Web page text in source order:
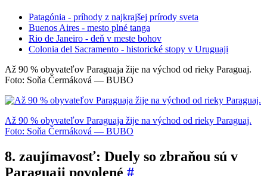
Patagónia - príhody z najkrajšej prírody sveta
Buenos Aires - mesto plné tanga
Rio de Janeiro - deň v meste bohov
Colonia del Sacramento - historické stopy v Uruguaji
Až 90 % obyvateľov Paraguaja žije na východ od rieky Paraguaj.
Foto: Soňa Čermáková — BUBO
Až 90 % obyvateľov Paraguaja žije na východ od rieky Paraguaj.
Foto: Soňa Čermáková — BUBO
8. zaujímavosť: Duely so zbraňou sú v
Paraguaji povolené #